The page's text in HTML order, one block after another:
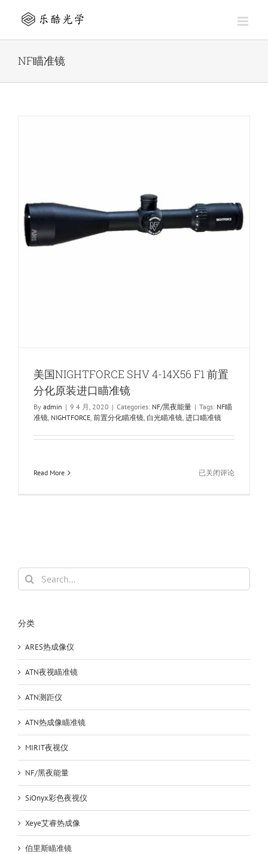
NF瞄准镜
美国NIGHTFORCE SHV 4-14X56 F1 前置
分化原装进口瞄准镜
By admin | 9 4 月, 2020 | Categories: NF/黑夜能量 | Tags: NF瞄
准镜, NIGHTFORCE, 前置分化瞄准镜, 白光瞄准镜, 进口瞄准镜
Read More
美
置
化
已关闭评论
Search
for:
分类
ARES热成像仪
ATN夜视瞄准镜
ATN测距仪
ATN热成像瞄准镜
MIRIT夜视仪
NF/黑夜能量
SiOnyx彩色夜视仪
Xeye艾睿热成像
伯里斯瞄准镜